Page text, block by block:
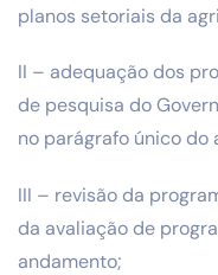
planos setoriais da
II – adequação dos
de pesquisa do
no parágrafo único do
III – revisão da
da avaliação de
andamento;